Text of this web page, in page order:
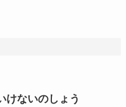
けないのしょう